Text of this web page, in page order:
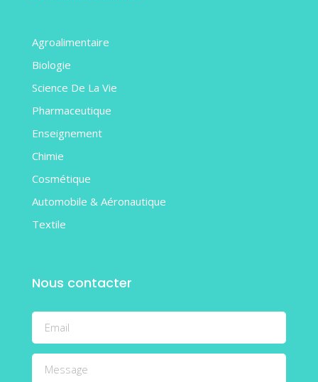
Agroalimentaire
Biologie
Science De La Vie
Pharmaceutique
Enseignement
Chimie
Cosmétique
Automobile & Aéronautique
Textile
Nous contacter